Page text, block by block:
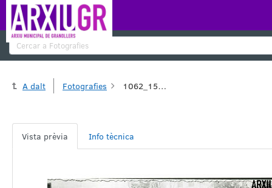
A dalt Fotografies 1062_151360.tif
Vista prèvia Info tècnica